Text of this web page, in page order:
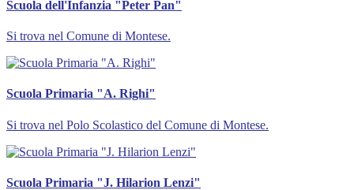
Scuola dell'Infanzia "Peter Pan"
Si trova nel Comune di Montese.
Scuola Primaria "A. Righi"
Si trova nel Polo Scolastico del Comune di Montese.
Scuola Primaria "J. Hilarion Lenzi"